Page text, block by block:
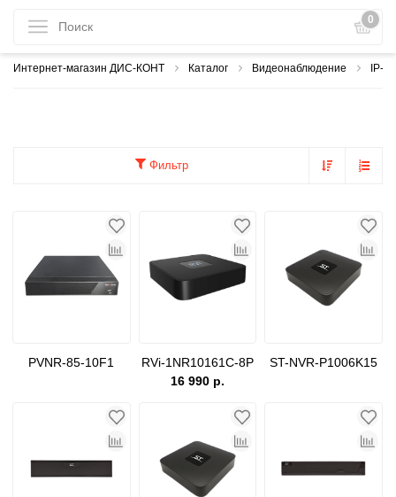
0
Интернет-магазин ДИС-КОНТ Каталог Видеонаблюдение IP-
Фильтр
PVNR-85-10F1
RVi-1NR10161C-8P
16 990 р.
ST-NVR-P1006K15